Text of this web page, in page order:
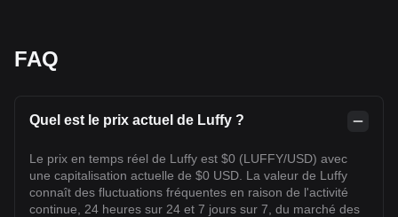
FAQ
Quel est le prix actuel de Luffy ?
Le prix en temps réel de Luffy est $0 (LUFFY/USD) avec
une capitalisation actuelle de $0 USD. La valeur de Luffy
connaît des fluctuations fréquentes en raison de l'activité
continue, 24 heures sur 24 et 7 jours sur 7, du marché des